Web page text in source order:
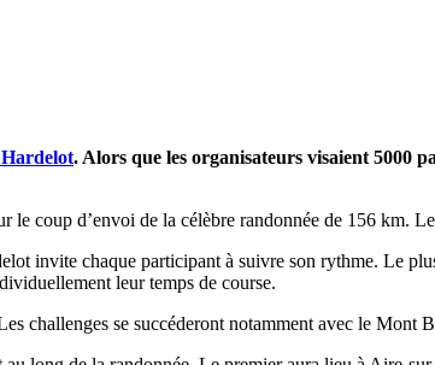
. Alors que les organisateurs visaient 5000
coup d’envoi de la célèbre randonnée de 156 km.
invite chaque participant à suivre son rythme. Le
leur temps de course.
challenges se succéderont notamment avec le Mont